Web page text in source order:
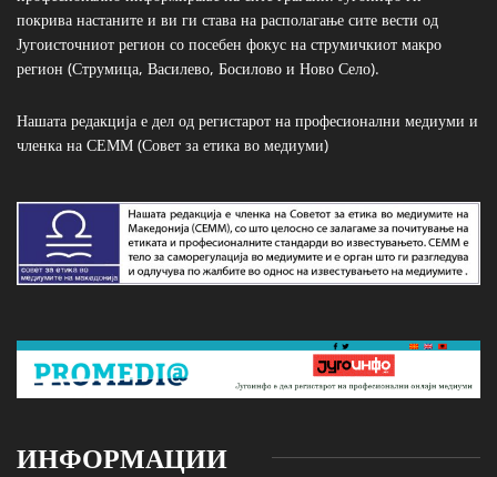
покрива настаните и ви ги става на располагање сите вести од
Југоисточниот регион со посебен фокус на струмичкиот макро
регион (Струмица, Василево, Босилово и Ново Село).
Нашата редакција е дел од регистарот на професионални медиуми и
членка на СЕММ (Совет за етика во медиуми)
ИНФОРМАЦИИ